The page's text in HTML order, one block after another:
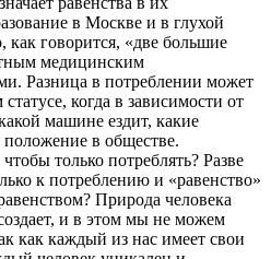
в Москве и в глухой
говорится, «две большие
медицинским
Разница в потреблении может
когда в зависимости от
машине ездит, какие
в обществе.
только потреблять? Разве
к потреблению и «равенство»
Природа человека
и в этом мы не можем
как каждый из нас имеет свои